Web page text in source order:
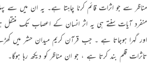
مناظر سے جو اثرات قائم کرنا چاہتا ہے۔ یہ ان میں سے
منفرد آیات سنتے ہی یہ اثر انسان کے اعصاب تک
اور گہرا ہوجاتا ہے ۔ جب قرآن کریم میدان حشر میں
تاثرات قلم بند کرتا ہے ، جو ان مناظر کو دیکھ رہا ہوگا۔